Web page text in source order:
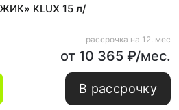
KLUX 15 л/
рассрочка на 12. мес
от 10 365 ₽/мес.
В рассрочку